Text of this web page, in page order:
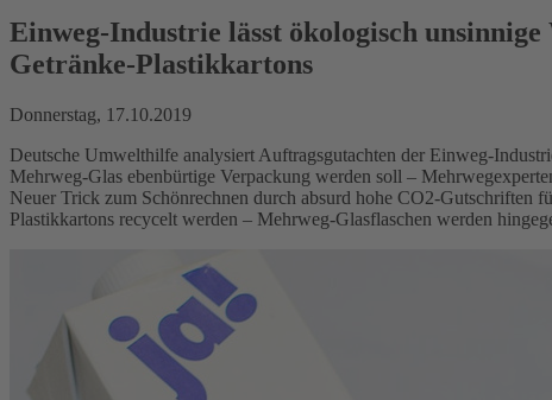
Einweg-Industrie lässt ökologisch
Getränke-Plastikkartons
Donnerstag, 17.10.2019
Deutsche Umwelthilfe analysiert Auftragsgutachten der Einweg-
Mehrweg-Glas ebenbürtige Verpackung werden soll –
Neuer Trick zum Schönrechnen durch absurd hohe CO2-Gutschriften
Plastikkartons recycelt werden – Mehrweg-Glasflaschen werden